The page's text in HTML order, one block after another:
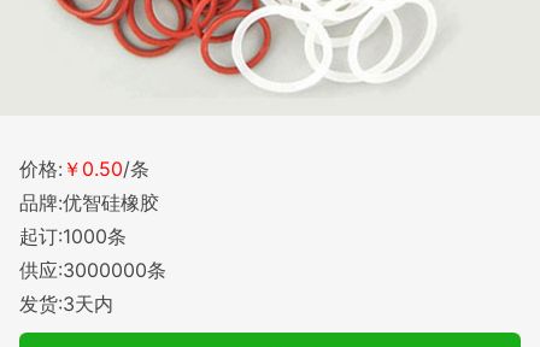
价格: ￥0.50/条
品牌:优智硅橡胶
起订:1000条
供应:3000000条
发货:3天内